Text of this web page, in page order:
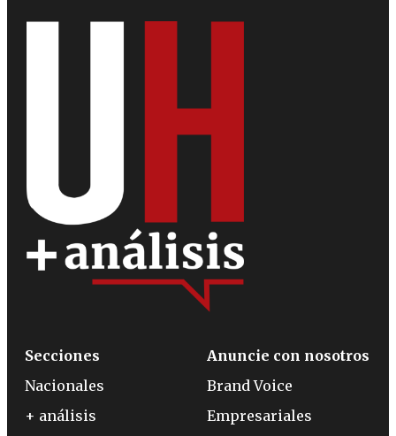
Secciones
Nacionales
+ análisis
Anuncie con nosotros
Brand Voice
Empresariales